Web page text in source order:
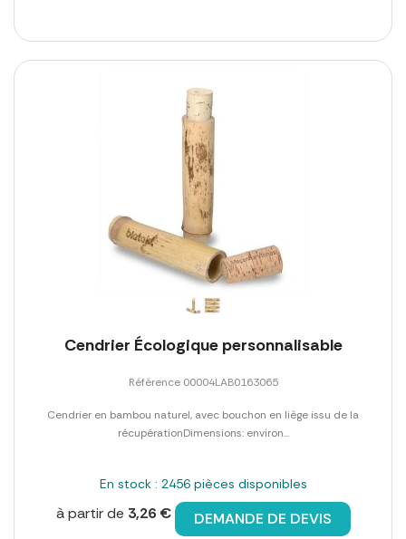
Cendrier Écologique personnalisable
Référence 00004LAB0163065
Cendrier en bambou naturel, avec bouchon en liège issu de la
récupérationDimensions: environ...
En stock : 2456 pièces disponibles
à partir de 3,26 € DEMANDE DE DEVIS